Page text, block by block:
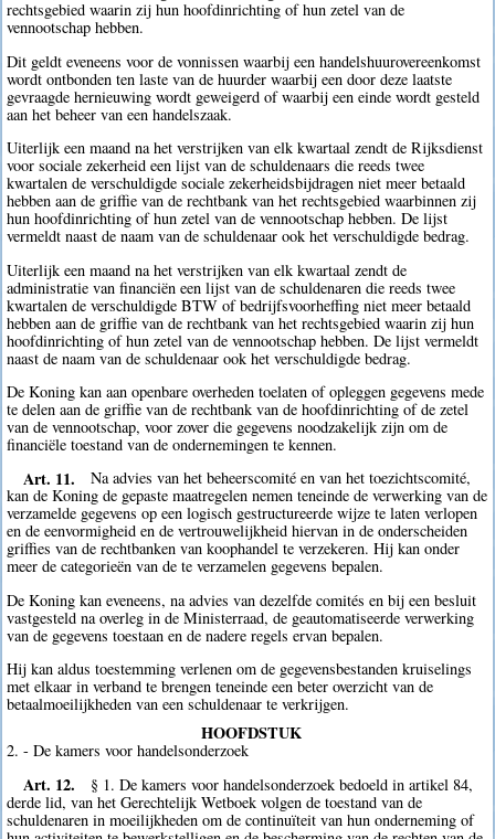
rechtsgebied waarin zij hun hoofdinrichting of hun zetel van de
vennootschap hebben.
Dit geldt eveneens voor de vonnissen waarbij een handelshuurovereenkomst
wordt ontbonden ten laste van de huurder waarbij een door deze laatste
gevraagde hernieuwing wordt geweigerd of waarbij een einde wordt gesteld
aan het beheer van een handelszaak.
Uiterlijk een maand na het verstrijken van elk kwartaal zendt de Rijksdienst
voor sociale zekerheid een lijst van de schuldenaars die reeds twee
kwartalen de verschuldigde sociale zekerheidsbijdragen niet meer betaald
hebben aan de griffie van de rechtbank van het rechtsgebied waarbinnen zij
hun hoofdinrichting of hun zetel van de vennootschap hebben. De lijst
vermeldt naast de naam van de schuldenaar ook het verschuldigde bedrag.
Uiterlijk een maand na het verstrijken van elk kwartaal zendt de
administratie van financiën een lijst van de schuldenaren die reeds twee
kwartalen de verschuldigde BTW of bedrijfsvoorheffing niet meer betaald
hebben aan de griffie van de rechtbank van het rechtsgebied waarin zij hun
hoofdinrichting of hun zetel van de vennootschap hebben. De lijst vermeldt
naast de naam van de schuldenaar ook het verschuldigde bedrag.
De Koning kan aan openbare overheden toelaten of opleggen gegevens mede
te delen aan de griffie van de rechtbank van de hoofdinrichting of de zetel
van de vennootschap, voor zover die gegevens noodzakelijk zijn om de
financiële toestand van de ondernemingen te kennen.
Art. 11.
Na advies van het beheerscomité en van het toezichtscomité,
kan de Koning de gepaste maatregelen nemen teneinde de verwerking van de
verzamelde gegevens op een logisch gestructureerde wijze te laten verlopen
en de eenvormigheid en de vertrouwelijkheid hiervan in de onderscheiden
griffies van de rechtbanken van koophandel te verzekeren. Hij kan onder
meer de categorieën van de te verzamelen gegevens bepalen.
De Koning kan eveneens, na advies van dezelfde comités en bij een besluit
vastgesteld na overleg in de Ministerraad, de geautomatiseerde verwerking
van de gegevens toestaan en de nadere regels ervan bepalen.
Hij kan aldus toestemming verlenen om de gegevensbestanden kruiselings
met elkaar in verband te brengen teneinde een beter overzicht van de
betaalmoeilijkheden van een schuldenaar te verkrijgen.
HOOFDSTUK
2. - De kamers voor handelsonderzoek
Art. 12.
§ 1. De kamers voor handelsonderzoek bedoeld in artikel 84,
derde lid, van het Gerechtelijk Wetboek volgen de toestand van de
schuldenaren in moeilijkheden om de continuïteit van hun onderneming of